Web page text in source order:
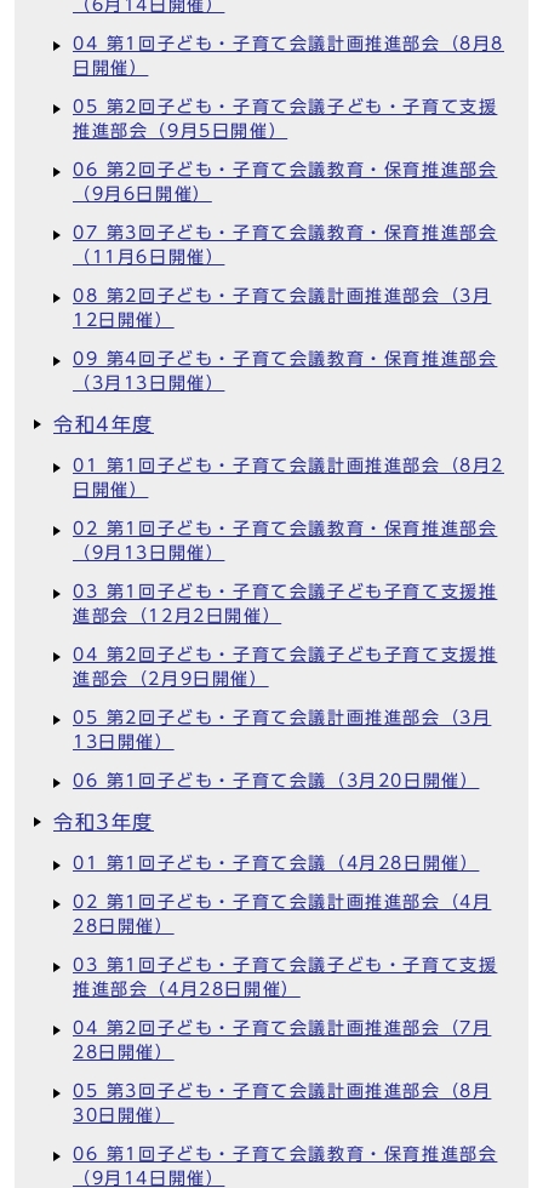
（6月14日開催）
04 第1回子ども・子育て会議計画推進部会（8月8
日開催）
05 第2回子ども・子育て会議子ども・子育て支援
推進部会（9月5日開催）
06 第2回子ども・子育て会議教育・保育推進部会
（9月6日開催）
07 第3回子ども・子育て会議教育・保育推進部会
（11月6日開催）
08 第2回子ども・子育て会議計画推進部会（3月
12日開催）
09 第4回子ども・子育て会議教育・保育推進部会
（3月13日開催）
令和4年度
01 第1回子ども・子育て会議計画推進部会（8月2
日開催）
02 第1回子ども・子育て会議教育・保育推進部会
（9月13日開催）
03 第1回子ども・子育て会議子ども子育て支援推
進部会（12月2日開催）
04 第2回子ども・子育て会議子ども子育て支援推
進部会（2月9日開催）
05 第2回子ども・子育て会議計画推進部会（3月
13日開催）
06 第1回子ども・子育て会議（3月20日開催）
令和3年度
01 第1回子ども・子育て会議（4月28日開催）
02 第1回子ども・子育て会議計画推進部会（4月
28日開催）
03 第1回子ども・子育て会議子ども・子育て支援
推進部会（4月28日開催）
04 第2回子ども・子育て会議計画推進部会（7月
28日開催）
05 第3回子ども・子育て会議計画推進部会（8月
30日開催）
06 第1回子ども・子育て会議教育・保育推進部会
（9月14日開催）